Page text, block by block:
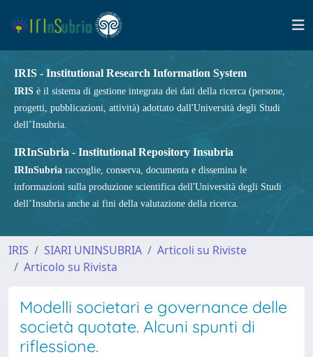
IRIS - Institutional Research Information System
IRIS è il sistema di gestione integrata dei dati della ricerca (persone,
progetti, pubblicazioni, attività) adottato dall'Università degli Studi
dell’Insubria.
IRInSubria - Institutional Repository Insubria
IRInSubria raccoglie, conserva, documenta e dissemina le
informazioni sulla produzione scientifica dell'Università degli Studi
dell’Insubria anche ai fini della valutazione della ricerca.
IRIS SIARI UNINSUBRIA
Articoli su Riviste
Articolo su Rivista
Modelli societari e governance delle
società quotate. Alcuni spunti di
riflessione.